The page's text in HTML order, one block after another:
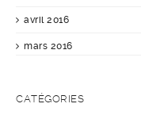
avril 2016
mars 2016
CATÉGORIES